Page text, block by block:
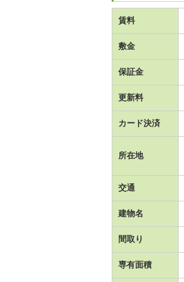
賃料
敷金
保証金
更新料
カード決済
所在地
交通
建物名
間取り
専有面積